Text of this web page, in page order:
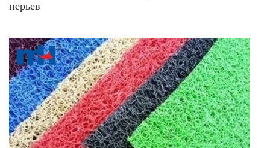
перьев